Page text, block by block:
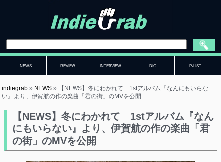
NEWS REVIEW INTERVIEW DIG P-LIST
indiegrab » NEWS »
【NEWS】冬にわかれて 1stアルバム『なんにもいらな
い』より、伊賀航の作の楽曲「君の街」のMVを公開
【NEWS】冬にわかれて 1stアルバム『なん
にもいらない』より、伊賀航の作の楽曲「君
の街」のMVを公開